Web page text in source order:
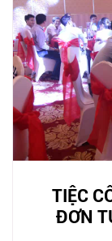
TIỆC
ĐƠN